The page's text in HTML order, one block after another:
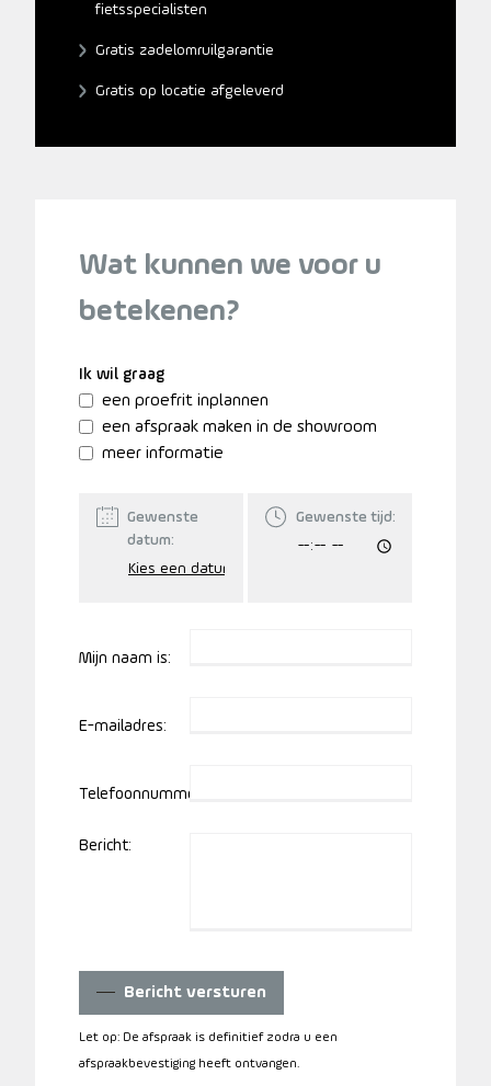
fietsspecialisten
Gratis zadelomruilgarantie
Gratis op locatie afgeleverd
Wat kunnen we voor u
betekenen?
Ik wil graag
een proefrit inplannen
een afspraak maken in de showroom
meer informatie
Gewenste
datum:
Gewenste tijd:
Mijn naam is:
E-mailadres:
Telefoonnummer:
Bericht:
Bericht versturen
Let op: De afspraak is definitief zodra u een
afspraakbevestiging heeft ontvangen.